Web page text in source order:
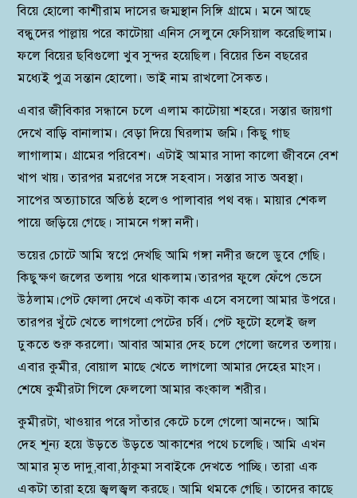
বিয়ে হোলো কাশীরাম দাসের জম্মস্থান সিঙ্গি গ্রামে। মনে আছে
বন্ধুদের পাল্লায় পরে কাটোয়া এনিস সেলুনে ফেসিয়াল করেছিলাম।
ফলে বিয়ের ছবিগুলো খুব সুন্দর হয়েছিল। বিয়ের তিন বছরের
মধ্যেই পুত্র সন্তান হোলো। ভাই নাম রাখলো সৈকত।
এবার জীবিকার সন্ধানে চলে এলাম কাটোয়া শহরে। সস্তার জায়গা
দেখে বাড়ি বানালাম। বেড়া দিয়ে ঘিরলাম জমি। কিছু গাছ
লাগালাম। গ্রামের পরিবেশ। এটাই আমার সাদা কালো জীবনে বেশ
খাপ খায়। তারপর মরণের সঙ্গে সহবাস। সস্তার সাত অবস্থা।
সাপের অত্যাচারে অতিষ্ঠ হলেও পালাবার পথ বন্ধ। মায়ার শেকল
পায়ে জড়িয়ে গেছে। সামনে গঙ্গা নদী।
ভয়ের চোটে আমি স্বপ্নে দেখছি আমি গঙ্গা নদীর জলে ডুবে গেছি।
কিছুক্ষণ জলের তলায় পরে থাকলাম।তারপর ফুলে ফেঁপে ভেসে
উঠলাম।পেট ফোলা দেখে একটা কাক এসে বসলো আমার উপরে।
তারপর খুঁটে খেতে লাগলো পেটের চর্বি। পেট ফুটো হলেই জল
ঢুকতে শুরু করলো। আবার আমার দেহ চলে গেলো জলের তলায়।
এবার কুমীর, বোয়াল মাছে খেতে লাগলো আমার দেহের মাংস।
শেষে কুমীরটা গিলে ফেললো আমার কংকাল শরীর।
কুমীরটা, খাওয়ার পরে সাঁতার কেটে চলে গেলো আনন্দে। আমি
দেহ শূন্য হয়ে উড়তে উড়তে আকাশের পথে চলেছি। আমি এখন
আমার মৃত দাদু,বাবা,ঠাকুমা সবাইকে দেখতে পাচ্ছি। তারা এক
একটা তারা হয়ে জ্বলজ্বল করছে। আমি থমকে গেছি। তাদের কাছে